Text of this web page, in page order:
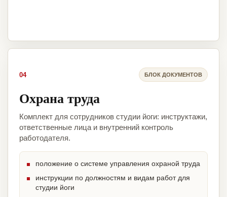
04 БЛОК ДОКУМЕНТОВ
Охрана труда
Комплект для сотрудников студии йоги: инструктажи,
ответственные лица и внутренний контроль
работодателя.
положение о системе управления охраной труда
инструкции по должностям и видам работ для
студии йоги